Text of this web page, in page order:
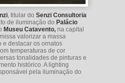
, titular do Senzi Consultoria
de iluminação do Palácio
Museu Catavento, na capital
valorizar a massa
e destacar os ornatos
temperaturas de cor
tonalidades de pinturas e
histórico. A lighting
pela iluminação do